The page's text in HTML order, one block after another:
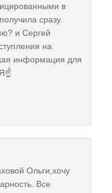
в
сразу.
и Сергей
на
информация для
Ольги,хочу
Все